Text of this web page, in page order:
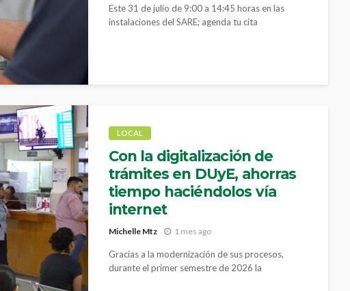
Este 31 de julio de 9:00 a 14:45 horas en las
instalaciones del SARE; agenda tu cita
LOCAL
Con la digitalización de
trámites en DUyE, ahorras
tiempo haciéndolos vía
internet
Michelle Mtz 1 mes ago
Gracias a la modernización de sus procesos,
durante el primer semestre de 2026 la